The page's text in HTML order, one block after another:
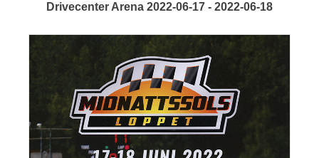
Drivecenter Arena 2022-06-17 - 2022-06-18